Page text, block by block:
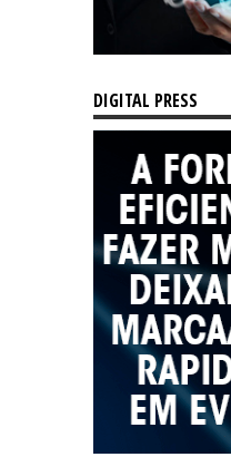
DIGITAL PRESS